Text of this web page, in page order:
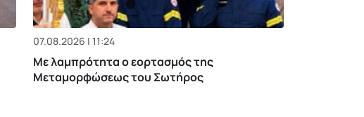
07.08.2026 | 11:24
Με λαμπρότητα ο εορτασμός της
Μεταμορφώσεως του Σωτήρος